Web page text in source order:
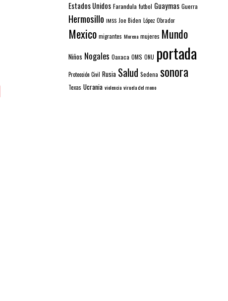
Estados Unidos Farandula futbol Guaymas Guerra
Hermosillo IMSS Joe Biden López Obrador
Mexico migrantes Morena mujeres Mundo
Niños Nogales Oaxaca OMS ONU portada
Protección Civil Rusia Salud Sedena sonora
Texas Ucrania violencia viruela del mono